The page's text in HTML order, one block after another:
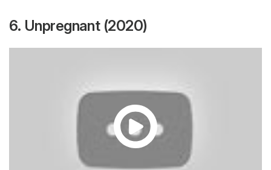
6. Unpregnant (2020)